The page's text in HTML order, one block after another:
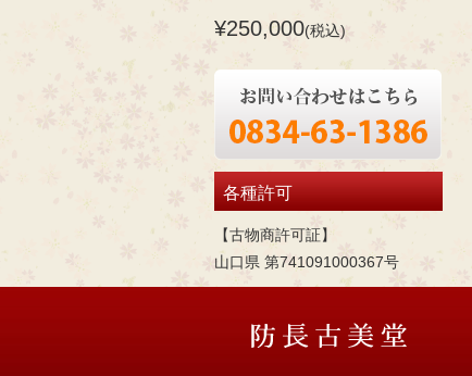
¥250,000(税込)
各種許可
【古物商許可証】
山口県 第741091000367号